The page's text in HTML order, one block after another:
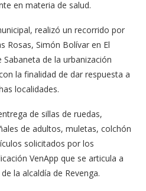
en materia de salud.
realizó un recorrido por
Rosas, Simón Bolívar en El
de la urbanización
la finalidad de dar respuesta a
localidades.
de sillas de ruedas,
de adultos, muletas, colchón
solicitados por los
VenApp que se articula a
la alcaldía de Revenga.